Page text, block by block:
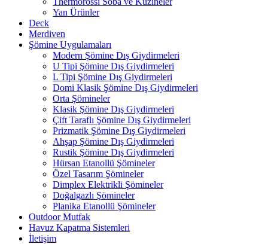
Yan Ürünler
Deck
Merdiven
Şömine Uygulamaları
Modern Şömine Dış Giydirmeleri
U Tipi Şömine Dış Giydirmeleri
L Tipi Şömine Dış Giydirmeleri
Domi Klasik Şömine Dış Giydirmeleri
Orta Şömineler
Klasik Şömine Dış Giydirmeleri
Çift Taraflı Şömine Dış Giydirmeleri
Prizmatik Şömine Dış Giydirmeleri
Ahşap Şömine Dış Giydirmeleri
Rustik Şömine Dış Giydirmeleri
Hürsan Etanollü Şömineler
Özel Tasarım Şömineler
Dimplex Elektrikli Şömineler
Doğalgazlı Şömineler
Planika Etanollü Şömineler
Outdoor Mutfak
Havuz Kapatma Sistemleri
İletişim